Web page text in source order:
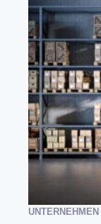
UNTERNEHMEN